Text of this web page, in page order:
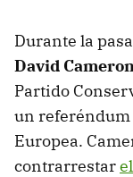
Durante la
David
Partido
un
Europea.
contrarrestar